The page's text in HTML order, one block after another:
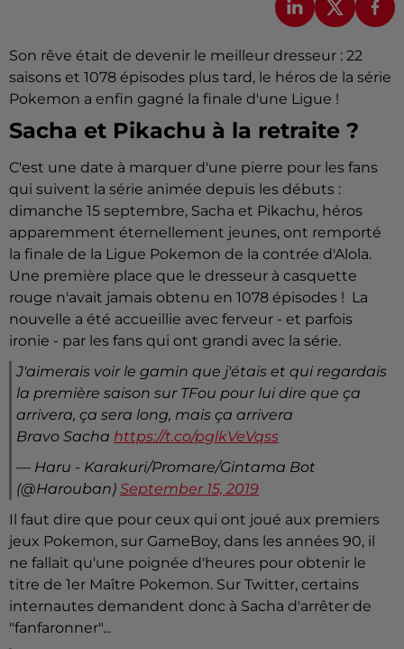
Son rêve était de devenir le meilleur dresseur : 22
saisons et 1078 épisodes plus tard, le héros de la série
Pokemon a enfin gagné la finale d'une Ligue !
Sacha et Pikachu à la retraite ?
C'est une date à marquer d'une pierre pour les fans
qui suivent la série animée depuis les débuts :
dimanche 15 septembre, Sacha et Pikachu, héros
apparemment éternellement jeunes, ont remporté
la finale de la Ligue Pokemon de la contrée d'Alola.
Une première place que le dresseur à casquette
rouge n'avait jamais obtenu en 1078 épisodes ! La
nouvelle a été accueillie avec ferveur - et parfois
ironie - par les fans qui ont grandi avec la série.
J'aimerais voir le gamin que j'étais et qui regardais
la première saison sur TFou pour lui dire que ça
arrivera, ça sera long, mais ça arrivera
Bravo Sacha https://t.co/pglkVeVqss
— Haru - Karakuri/Promare/Gintama Bot
(@Harouban) September 15, 2019
Il faut dire que pour ceux qui ont joué aux premiers
jeux Pokemon, sur GameBoy, dans les années 90, il
ne fallait qu'une poignée d'heures pour obtenir le
titre de 1er Maître Pokemon. Sur Twitter, certains
internautes demandent donc à Sacha d'arrêter de
"fanfaronner"...